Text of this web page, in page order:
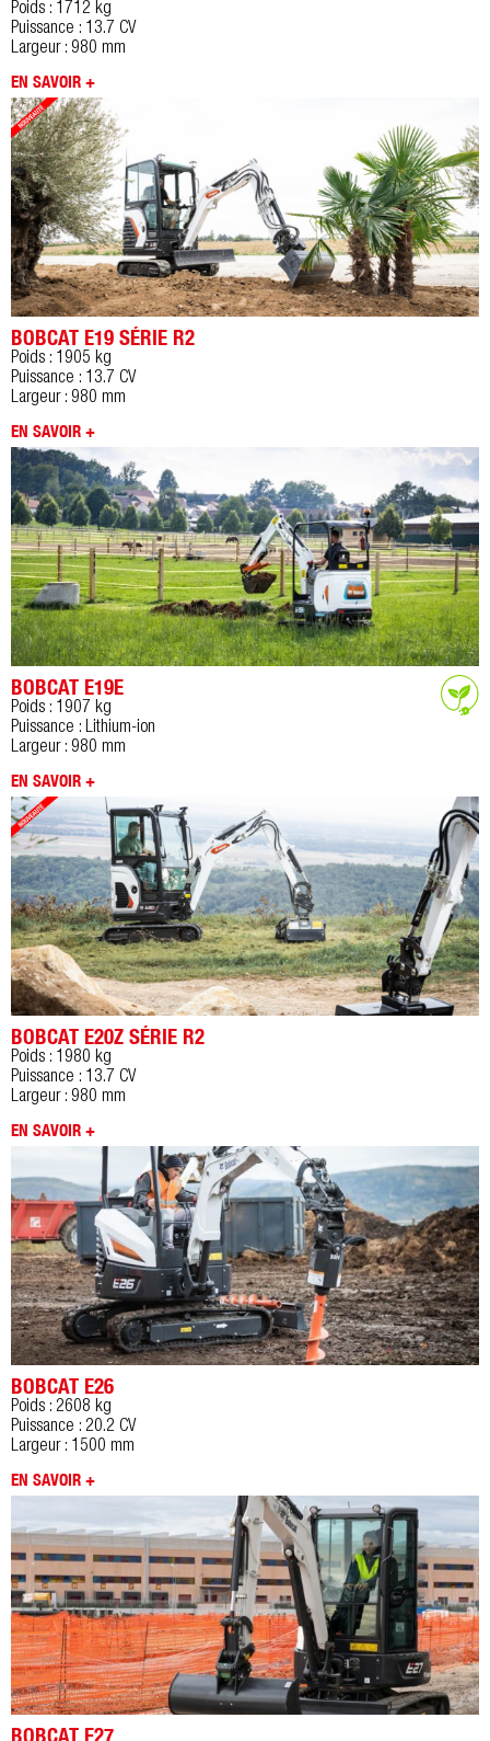
Poids : 1712 kg
Puissance : 13.7 CV
Largeur : 980 mm
EN SAVOIR +
BOBCAT E19 SÉRIE R2
Poids : 1905 kg
Puissance : 13.7 CV
Largeur : 980 mm
EN SAVOIR +
BOBCAT E19E
Poids : 1907 kg
Puissance : Lithium-ion
Largeur : 980 mm
EN SAVOIR +
BOBCAT E20Z SÉRIE R2
Poids : 1980 kg
Puissance : 13.7 CV
Largeur : 980 mm
EN SAVOIR +
BOBCAT E26
Poids : 2608 kg
Puissance : 20.2 CV
Largeur : 1500 mm
EN SAVOIR +
BOBCAT E27